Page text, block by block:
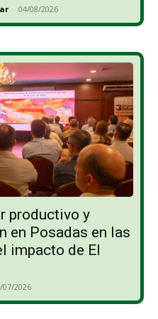
- 04/08/2026
productivo y
en Posadas en las
impacto de El
07/2026